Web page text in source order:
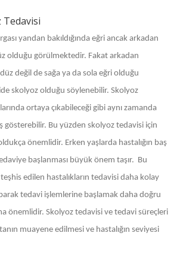
Tedavisi
yandan bakıldığında eğri ancak arkadan
olduğu görülmektedir. Fakat arkadan
düz değil de sağa ya da sola eğri olduğu
skolyoz olduğu söylenebilir. Skolyoz
ortaya çıkabileceği gibi aynı zamanda
gösterebilir. Bu yüzden skolyoz tedavisi için
önemlidir. Erken yaşlarda hastalığın baş
başlanması büyük önem taşır. Bu
edilen hastalıkların tedavisi daha kolay
tedavi işlemlerine başlamak daha doğru
önemlidir. Skolyoz tedavisi ve tedavi süreçleri
muayene edilmesi ve hastalığın seviyesi